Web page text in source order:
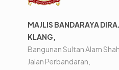
MAJLIS BANDARAYA
KLANG,
Bangunan Sultan Alam Shah,
Jalan Perbandaran,